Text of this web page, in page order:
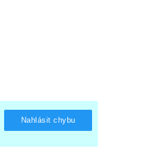
Nahlásit chybu